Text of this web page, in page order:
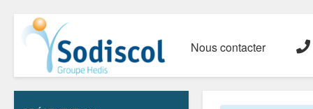
Nous contacter